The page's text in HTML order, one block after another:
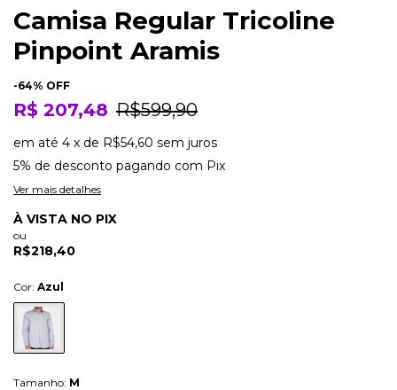
Camisa Regular Tricoline
Pinpoint Aramis
-64% OFF
R$ 207,48 R$599,90
em até 4 x de R$54,60 sem juros
5% de desconto pagando com Pix
Ver mais detalhes
À VISTA NO PIX
ou
R$218,40
Cor: Azul
Tamanho: M